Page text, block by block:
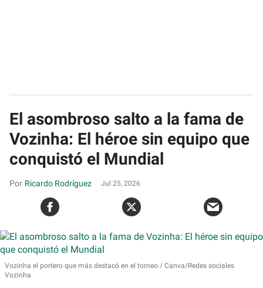
El asombroso salto a la fama de
Vozinha: El héroe sin equipo que
conquistó el Mundial
Ricardo Rodríguez Jul 25, 2026
Vozinha el portero que más destacó en el torneo
Canva/Redes sociales
Vozinha